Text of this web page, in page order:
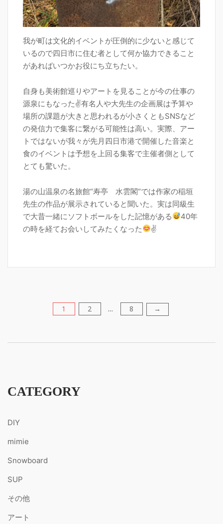
我が町は文化的イベントが圧倒的に少ないと感じて
いるので四日市に住む者として何か協力できること
があればいつかお役にち立ちたい。
自身も美術館巡りやアートを見ることが今の仕事の
源泉にもなった✌️有名人や大先生の企画展は予算や
場所の課題が大きと思われるが小さくともSNSなど
の発信力で集客に繋がる可能性は高い。実際、アー
トではないが我々が先月四日市港で開催した音楽と
食のイベントは予想を上回る集客で主催者側として
とても驚いた。
湯の山温泉の名旅館“寿亭 水雲閣“では作家の稲垣
先生の作品が展示されていると聞いた。実は同級生
で大昔一緒にソフトボールをした記憶がある
40年
の時を経てお会いしてみたくなった
✌
ジ
送
1 2 … 8 →
CATEGORY
DIY
mimie
Snowboard
SUP
その他
アート